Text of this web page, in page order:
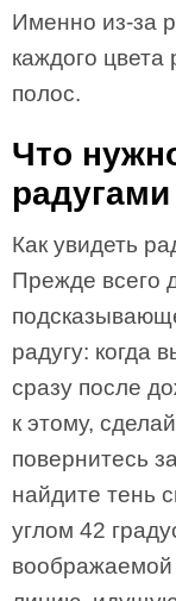
Именно из-за
каждого цвета
полос.
Что
радугами
Как увидеть
Прежде всего
радугу: когда
сразу после
к этому,
повернитесь
найдите тень
углом 42